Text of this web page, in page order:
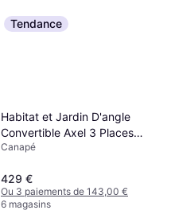
Tendance
Habitat et Jardin D'angle
Convertible Axel 3 Places
Canapé
Canapé
429 €
Ou 3 paiements de 143,00 €
6 magasins